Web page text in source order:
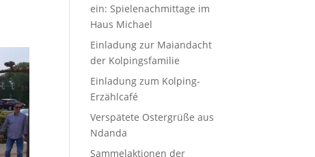
ein: Spielenachmittage im
Haus Michael
Einladung zur Maiandacht
der Kolpingsfamilie
Einladung zum Kolping-
Erzählcafé
Verspätete Ostergrüße aus
Ndanda
Sammelaktionen der